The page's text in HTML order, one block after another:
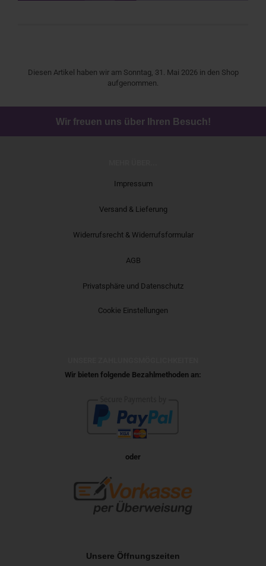
Diesen Artikel haben wir am Sonntag, 31. Mai 2026 in den Shop
aufgenommen.
Wir freuen uns über Ihren Besuch!
Impressum
Versand & Lieferung
Widerrufsrecht & Widerrufsformular
AGB
Privatsphäre und Datenschutz
Cookie Einstellungen
Wir bieten folgende Bezahlmethoden an:
oder
Unsere Öffnungszeiten